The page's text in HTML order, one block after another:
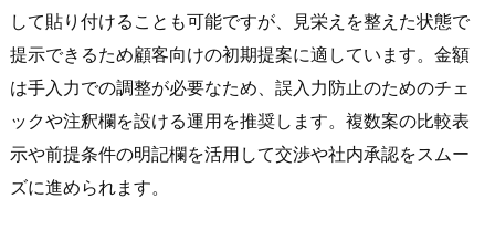
して貼り付けることも可能ですが、見栄えを整えた状態で
提示できるため顧客向けの初期提案に適しています。金額
は手入力での調整が必要なため、誤入力防止のためのチェ
ックや注釈欄を設ける運用を推奨します。複数案の比較表
示や前提条件の明記欄を活用して交渉や社内承認をスムー
ズに進められます。